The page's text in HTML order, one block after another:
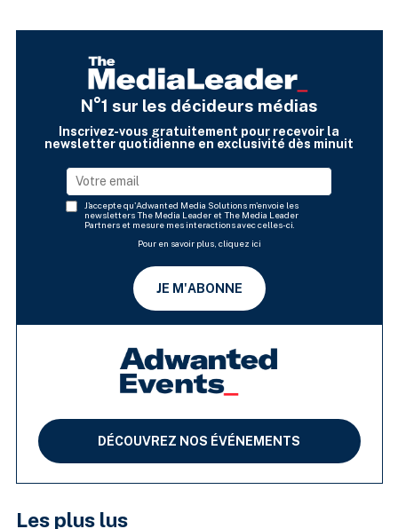
N°1 sur les décideurs médias
Inscrivez-vous gratuitement pour recevoir la
newsletter quotidienne en exclusivité dès minuit
J'accepte qu'Adwanted Media Solutions m'envoie les
newsletters The Media Leader et The Media Leader
Partners et mesure mes interactions avec celles-ci.
Pour en savoir plus, cliquez ici
JE M'ABONNE
DÉCOUVREZ NOS ÉVÉNEMENTS
Les plus lus